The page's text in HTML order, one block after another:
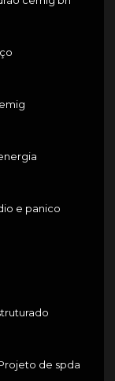
e panico
de spda